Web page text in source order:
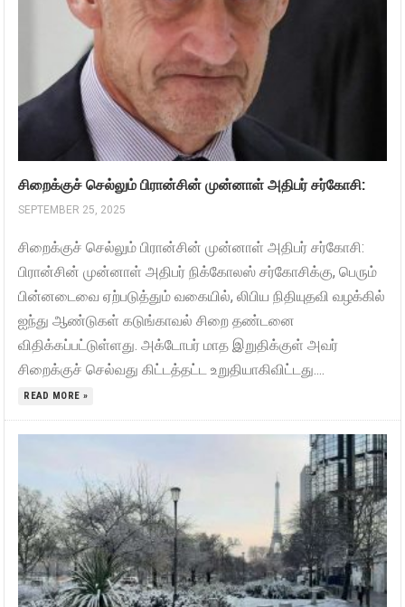
சிறைக்குச் செல்லும் பிரான்சின் முன்னாள் அதிபர் சர்கோசி:
SEPTEMBER 25, 2025
சிறைக்குச் செல்லும் பிரான்சின் முன்னாள் அதிபர் சர்கோசி:
பிரான்சின் முன்னாள் அதிபர் நிக்கோலஸ் சர்கோசிக்கு, பெரும்
பின்னடைவை ஏற்படுத்தும் வகையில், லிபிய நிதியுதவி வழக்கில்
ஐந்து ஆண்டுகள் கடுங்காவல் சிறை தண்டனை
விதிக்கப்பட்டுள்ளது. அக்டோபர் மாத இறுதிக்குள் அவர்
சிறைக்குச் செல்வது கிட்டத்தட்ட உறுதியாகிவிட்டது....
READ MORE »